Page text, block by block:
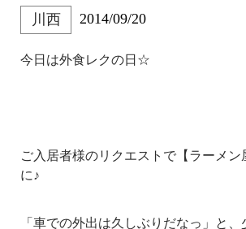
川西 2014/09/20
今日は外食レクの日☆
ご入居者様のリクエストで【ラーメン
に♪
「車での外出は久しぶりだなっ」と